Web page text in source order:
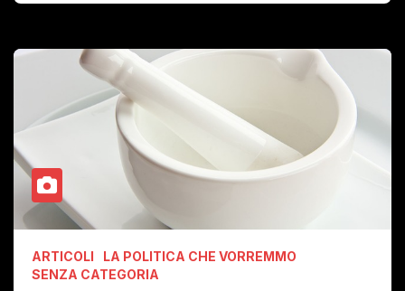
ARTICOLI
LA POLITICA CHE VORREMMO
SENZA CATEGORIA